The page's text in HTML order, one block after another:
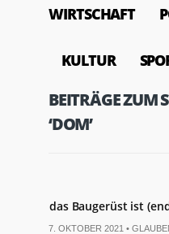
WIRTSCHAFT
KULTUR
BEITRÄGE ZUM
‘DOM’
das Baugerüst ist
7. OKTOBER 2021 •